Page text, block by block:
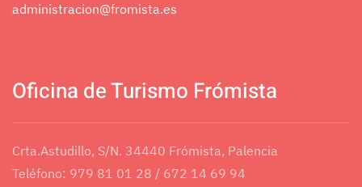
administracion@fromista.es
Oficina de Turismo Frómista
Crta.Astudillo, S/N. 34440 Frómista, Palencia
Teléfono: 979 81 01 28 / 672 14 69 94